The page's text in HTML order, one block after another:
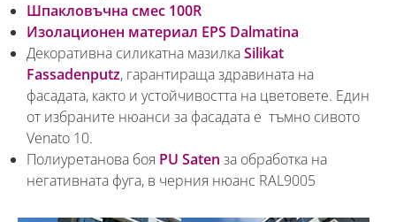
Шпакловъчна смес 100R
Изолационен материал EPS Dalmatina
Декоративна силикатна мазилкаSilikat
Fassadenputz, гарантираща здравината на
фасадата, както и устойчивостта на цветовете. Един
от избраните нюанси за фасадата е тъмно сивото
Venato 10.
Полиуретанова боя PU Saten за обработка на
негативната фуга, в черния нюанс RAL9005